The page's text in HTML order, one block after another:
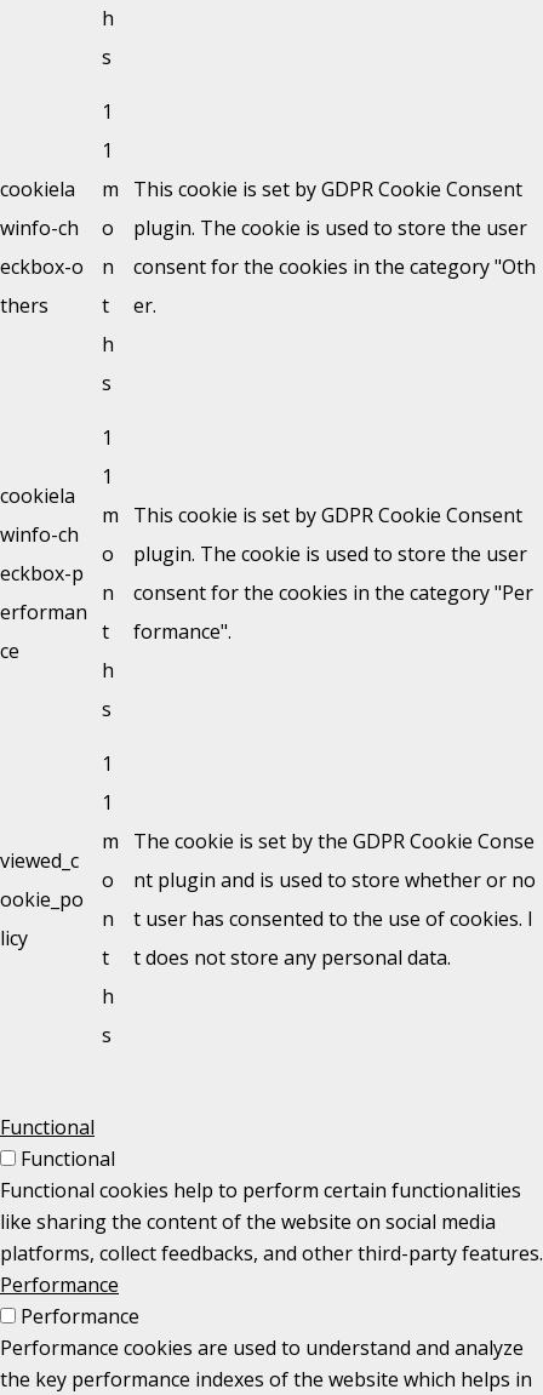
h
s
cookiela
winfo-ch
eckbox-o
thers
1
1
m
o
n
t
h
s
This cookie is set by GDPR Cookie Consent
plugin. The cookie is used to store the user
consent for the cookies in the category "Oth
er.
cookiela
winfo-ch
eckbox-p
erforman
ce
1
1
m
o
n
t
h
s
This cookie is set by GDPR Cookie Consent
plugin. The cookie is used to store the user
consent for the cookies in the category "Per
formance".
viewed_c
ookie_po
licy
1
1
m
o
n
t
h
s
The cookie is set by the GDPR Cookie Conse
nt plugin and is used to store whether or no
t user has consented to the use of cookies. I
t does not store any personal data.
Functional
Functional
Functional cookies help to perform certain functionalities
like sharing the content of the website on social media
platforms, collect feedbacks, and other third-party features.
Performance
Performance
Performance cookies are used to understand and analyze
the key performance indexes of the website which helps in